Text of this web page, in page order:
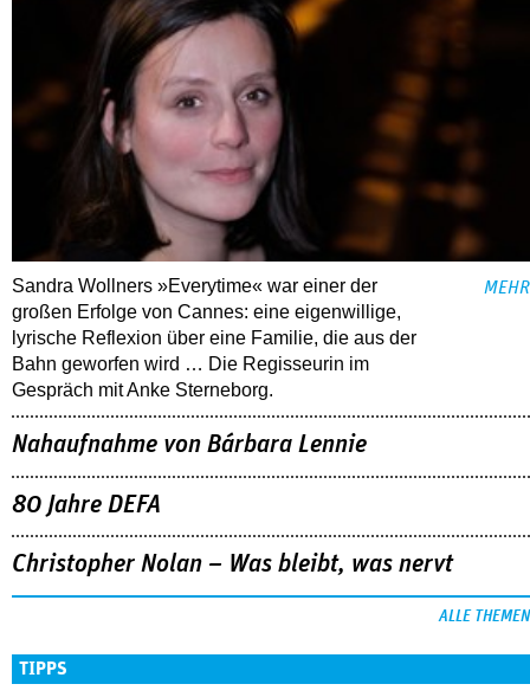
Sandra Wollners »Everytime« war einer der
großen Erfolge von Cannes: eine eigenwillige,
lyrische Reflexion über eine ­Familie, die aus der
Bahn geworfen wird … Die Regisseurin im
Gespräch mit Anke Sterneborg.
MEHR
Nahaufnahme von Bárbara Lennie
80 Jahre DEFA
Christopher Nolan – Was bleibt, was nervt
ALLE THEMEN
TIPPS